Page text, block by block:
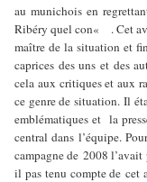
au munichois en
Ribéry quel con« . Cet
maître de la situation et
caprices des uns et des
cela aux critiques et aux
ce genre de situation. Il
emblématiques et la
central dans l’équipe.
campagne de 2008
il pas tenu compte de cet